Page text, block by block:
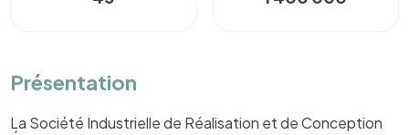
Présentation
La Société Industrielle de Réalisation et de Conception